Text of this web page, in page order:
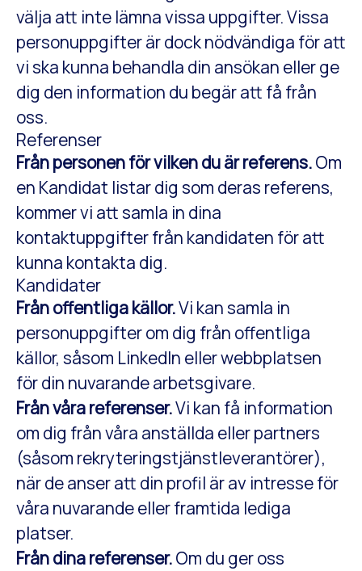
välja att inte lämna vissa uppgifter. Vissa
personuppgifter är dock nödvändiga för att
vi ska kunna behandla din ansökan eller ge
dig den information du begär att få från
oss.
Referenser
Från personen för vilken du är referens.Om
en Kandidat listar dig som deras referens,
kommer vi att samla in dina
kontaktuppgifter från kandidaten för att
kunna kontakta dig.
Kandidater
Från offentliga källor.Vi kan samla in
personuppgifter om dig från offentliga
källor, såsom LinkedIn eller webbplatsen
för din nuvarande arbetsgivare.
Från våra referenser.Vi kan få information
om dig från våra anställda eller partners
(såsom rekryteringstjänstleverantörer),
när de anser att din profil är av intresse för
våra nuvarande eller framtida lediga
platser.
Från dina referenser.Om du ger oss